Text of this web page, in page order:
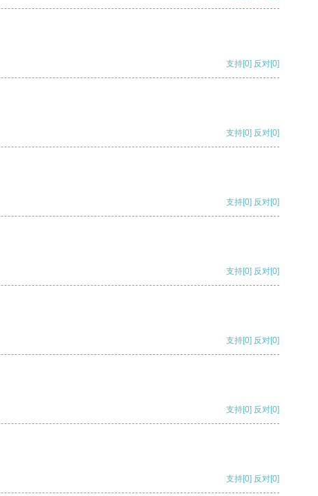
支持[0] 反对[0]
支持[0] 反对[0]
支持[0] 反对[0]
支持[0] 反对[0]
支持[0] 反对[0]
支持[0] 反对[0]
支持[0] 反对[0]